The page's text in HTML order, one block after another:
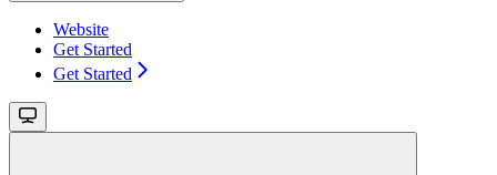
Website
Get Started
Get Started